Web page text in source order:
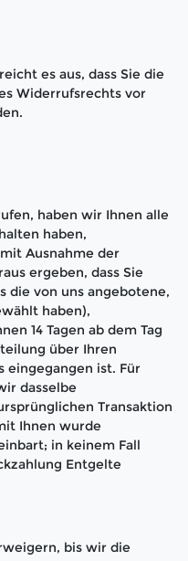
es aus, dass Sie die
Widerrufsrechts vor
haben wir Ihnen alle
haben,
Ausnahme der
ergeben, dass Sie
die von uns angebotene,
haben),
14 Tagen ab dem Tag
über Ihren
eingegangen ist. Für
dasselbe
Transaktion
Ihnen wurde
in keinem Fall
Entgelte
bis wir die